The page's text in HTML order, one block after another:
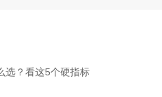
选？看这5个硬指标